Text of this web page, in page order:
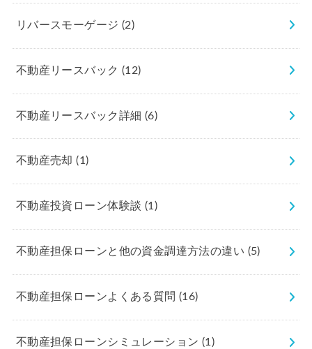
リバースモーゲージ (2)
不動産リースバック (12)
不動産リースバック詳細 (6)
不動産売却(1)
不動産投資ローン体験談 (1)
不動産担保ローンと他の資金調達方法の違い (5)
不動産担保ローンよくある質問(16)
不動産担保ローンシミュレーション (1)